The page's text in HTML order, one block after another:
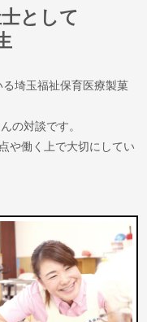
として
埼玉福祉保育医療製菓
の対談です。
や働く上で大切にしてい